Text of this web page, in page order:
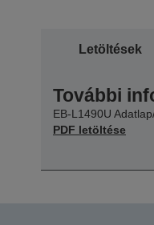
Letöltések
További
EB-L1490U
PDF letöltése